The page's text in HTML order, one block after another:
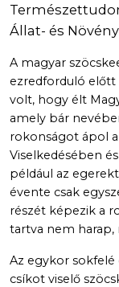
Állat- és
A magyar
ezredforduló
volt, hogy élt
amely bár
rokonságot ápol
Viselkedésében
például az
évente csak
részét képezik a
tartva nem
Az egykor
csíkot viselő